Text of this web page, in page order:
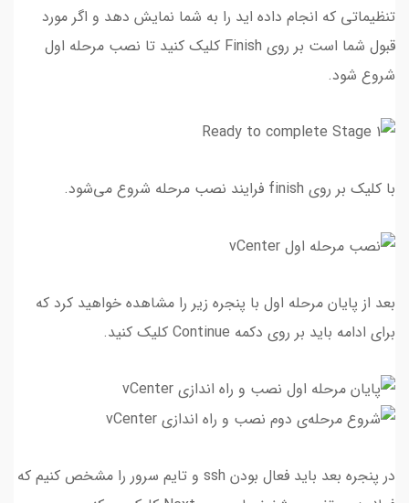
تنظیماتی که انجام داده اید را به شما نمایش دهد و اگر مورد
قبول شما است بر روی Finish کلیک کنید تا نصب مرحله اول
شروع شود.
با کلیک بر روی finish فرایند نصب مرحله شروع می‌شود.
بعد از پایان مرحله اول با پنجره زیر را مشاهده خواهید کرد که
برای ادامه باید بر روی دکمه Continue کلیک کنید.
در پنجره بعد باید فعال بودن ssh و تایم سرور را مشخص کنیم که